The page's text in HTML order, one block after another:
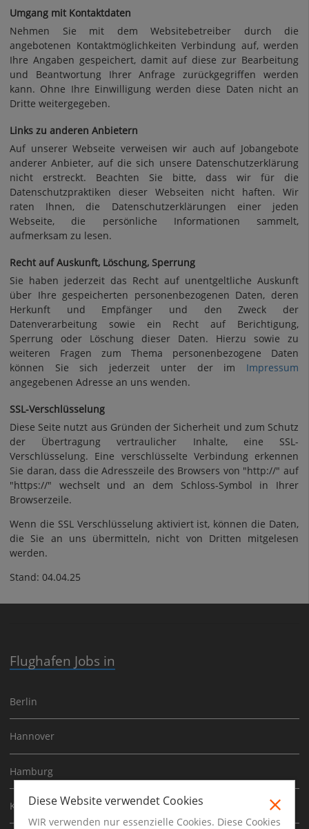
Umgang mit Kontaktdaten
Nehmen Sie mit dem Websitebetreiber durch die
angebotenen Kontaktmöglichkeiten Verbindung auf, werden
Ihre Angaben gespeichert, damit auf diese zur Bearbeitung
und Beantwortung Ihrer Anfrage zurückgegriffen werden
kann. Ohne Ihre Einwilligung werden diese Daten nicht an
Dritte weitergegeben.
Links zu anderen Anbietern
Auf unserer Webseite verweisen wir auch auf Jobangebote
anderer Anbieter, auf die sich unsere Datenschutzerklärung
nicht erstreckt. Beachten Sie bitte, dass wir für die
Datenschutzpraktiken dieser Webseiten nicht haften. Wir
raten Ihnen, die Datenschutzerklärungen einer jeden
Webseite, die persönliche Informationen sammelt,
aufmerksam zu lesen.
Recht auf Auskunft, Löschung, Sperrung
Sie haben jederzeit das Recht auf unentgeltliche Auskunft
über Ihre gespeicherten personenbezogenen Daten, deren
Herkunft und Empfänger und den Zweck der
Datenverarbeitung sowie ein Recht auf Berichtigung,
Sperrung oder Löschung dieser Daten. Hierzu sowie zu
weiteren Fragen zum Thema personenbezogene Daten
können Sie sich jederzeit unter der im Impressum
angegebenen Adresse an uns wenden.
SSL-Verschlüsselung
Diese Seite nutzt aus Gründen der Sicherheit und zum Schutz
der Übertragung vertraulicher Inhalte, eine SSL-
Verschlüsselung. Eine verschlüsselte Verbindung erkennen
Sie daran, dass die Adresszeile des Browsers von "http://" auf
"https://" wechselt und an dem Schloss-Symbol in Ihrer
Browserzeile.
Wenn die SSL Verschlüsselung aktiviert ist, können die Daten,
die Sie an uns übermitteln, nicht von Dritten mitgelesen
werden.
Stand: 04.04.25
Flughafen Jobs in
Berlin
Hannover
Hamburg
KölnDiese Website verwendet Cookies
WIR verwenden nur essenzielle Cookies. Diese Cookies